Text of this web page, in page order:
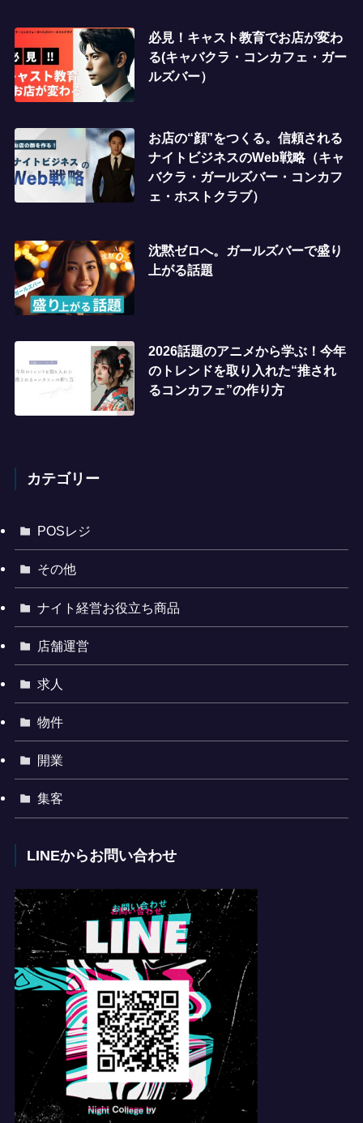
必見！キャスト教育でお店が変わ
る(キャバクラ・コンカフェ・ガー
ルズバー）
お店の“顔”をつくる。信頼される
ナイトビジネスのWeb戦略（キャ
バクラ・ガールズバー・コンカフ
ェ・ホストクラブ）
沈黙ゼロへ。ガールズバーで盛り
上がる話題
2026話題のアニメから学ぶ！今年
のトレンドを取り入れた“推され
るコンカフェ”の作り方
カテゴリー
POSレジ
その他
ナイト経営お役立ち商品
店舗運営
求人
物件
開業
集客
LINEからお問い合わせ